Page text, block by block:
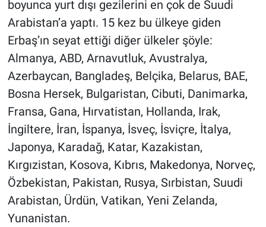
boyunca yurt dışı gezilerini en çok de Suudi
Arabistan’a yaptı. 15 kez bu ülkeye giden
Erbaş’ın seyat ettiği diğer ülkeler şöyle:
Almanya, ABD, Arnavutluk, Avustralya,
Azerbaycan, Bangladeş, Belçika, Belarus, BAE,
Bosna Hersek, Bulgaristan, Cibuti, Danimarka,
Fransa, Gana, Hırvatistan, Hollanda, Irak,
İngiltere, İran, İspanya, İsveç, İsviçre, İtalya,
Japonya, Karadağ, Katar, Kazakistan,
Kırgızistan, Kosova, Kıbrıs, Makedonya, Norveç,
Özbekistan, Pakistan, Rusya, Sırbistan, Suudi
Arabistan, Ürdün, Vatikan, Yeni Zelanda,
Yunanistan.